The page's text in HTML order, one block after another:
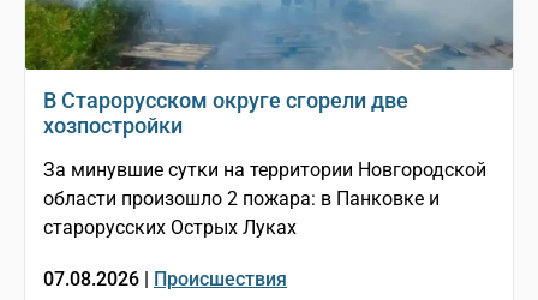
В Старорусском округе сгорели две
хозпостройки
За минувшие сутки на территории Новгородской
области произошло 2 пожара: в Панковке и
старорусских Острых Луках
07.08.2026 | Происшествия